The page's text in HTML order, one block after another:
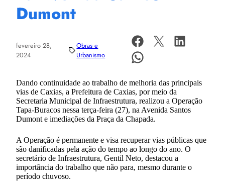
Dumont
fevereiro 28,
2024
Obras e
Urbanismo
Dando continuidade ao trabalho de melhoria das principais
vias de Caxias, a Prefeitura de Caxias, por meio da
Secretaria Municipal de Infraestrutura, realizou a Operação
Tapa-Buracos nessa terça-feira (27), na Avenida Santos
Dumont e imediações da Praça da Chapada.
A Operação é permanente e visa recuperar vias públicas que
são danificadas pela ação do tempo ao longo do ano. O
secretário de Infraestrutura, Gentil Neto, destacou a
importância do trabalho que não para, mesmo durante o
período chuvoso.